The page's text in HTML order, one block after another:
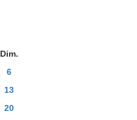
Dim.
6
13
20